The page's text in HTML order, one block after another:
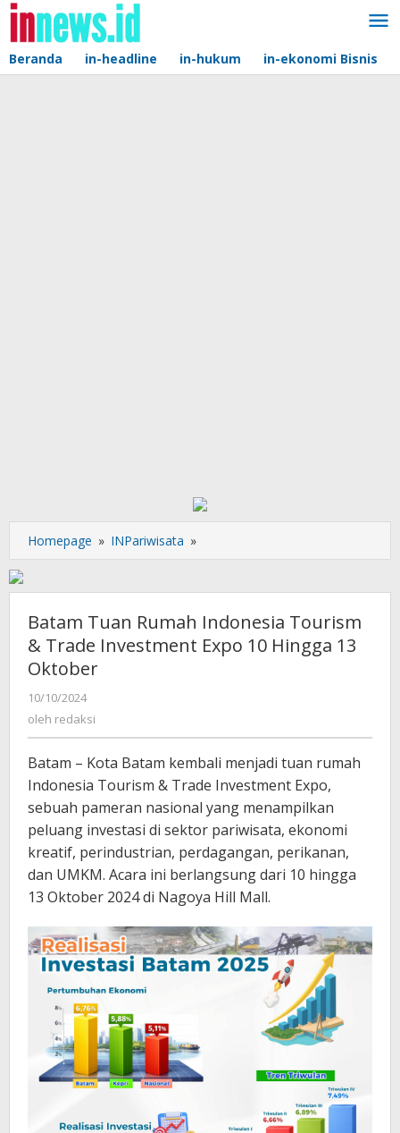
Lewati
konten
Beranda in-headline in-hukum in-ekonomi Bisnis
Homepage » INPariwisata »
Tuan
Indonesia
Tourism
&
Trade
Oktober
Batam Tuan Rumah Indonesia Tourism
& Trade Investment Expo 10 Hingga 13
Oktober
10/10/2024
redaksi
oleh redaksi
Batam – Kota Batam kembali menjadi tuan rumah
Indonesia Tourism & Trade Investment Expo,
sebuah pameran nasional yang menampilkan
peluang investasi di sektor pariwisata, ekonomi
kreatif, perindustrian, perdagangan, perikanan,
dan UMKM. Acara ini berlangsung dari 10 hingga
13 Oktober 2024 di Nagoya Hill Mall.